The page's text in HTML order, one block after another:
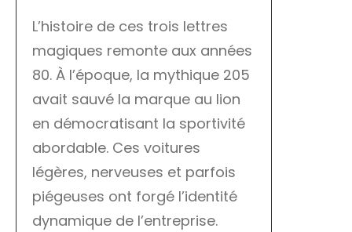
L’histoire de ces trois lettres
magiques remonte aux années
80. À l’époque, la mythique 205
avait sauvé la marque au lion
en démocratisant la sportivité
abordable. Ces voitures
légères, nerveuses et parfois
piégeuses ont forgé l’identité
dynamique de l’entreprise.